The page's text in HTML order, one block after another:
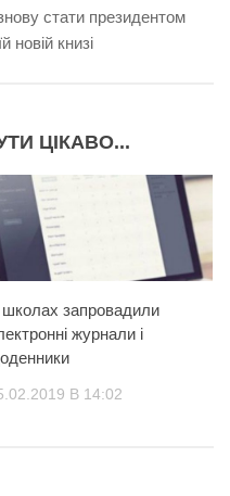
стати президентом
новій книзі
ЦІКАВО...
запровадили
журнали і
В 14:02